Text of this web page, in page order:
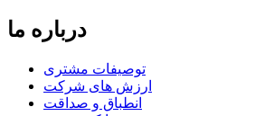
درباره ما
توصیفات مشتری
ارزش های شرکت
انطباق و صداقت